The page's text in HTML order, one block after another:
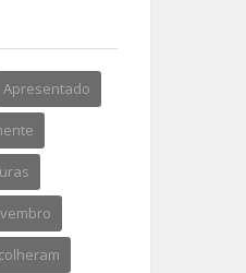
Apresentado